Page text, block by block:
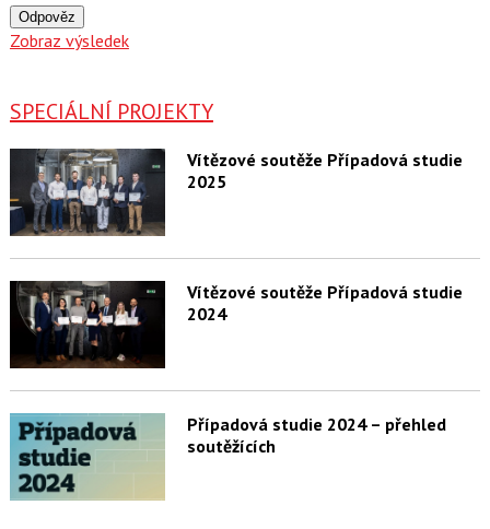
Odpověz
Zobraz výsledek
SPECIÁLNÍ PROJEKTY
Vítězové soutěže Případová studie
2025
Vítězové soutěže Případová studie
2024
Případová studie 2024 – přehled
soutěžících